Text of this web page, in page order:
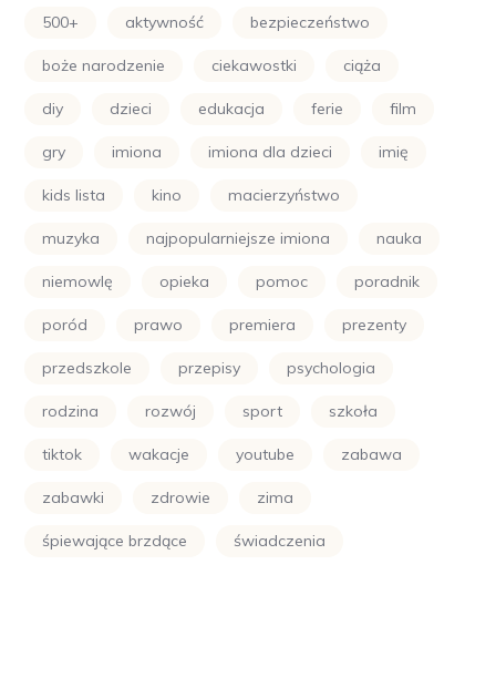
500+ aktywność bezpieczeństwo
boże narodzenie ciekawostki ciąża
diy dzieci edukacja ferie film
gry imiona imiona dla dzieci imię
kids lista kino macierzyństwo
muzyka najpopularniejsze imiona nauka
niemowlę opieka pomoc poradnik
poród prawo premiera prezenty
przedszkole przepisy psychologia
rodzina rozwój sport szkoła
tiktok wakacje youtube zabawa
zabawki zdrowie zima
śpiewające brzdące świadczenia